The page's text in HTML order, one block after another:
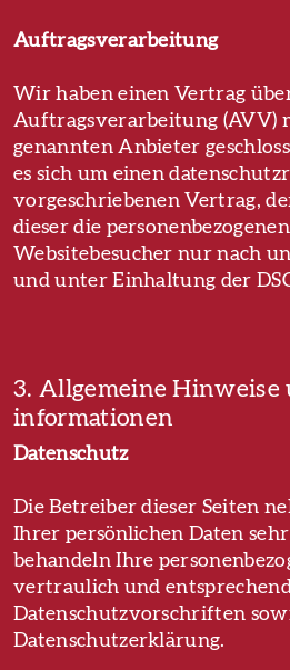
Auftragsverarbeitung
Wir haben einen Vertrag
Auftragsverarbeitung (AVV)
genannten Anbieter
es sich um einen
vorgeschriebenen Vertrag,
dieser die
Websitebesucher nur nach
und unter Einhaltung der
3. Allgemeine
informationen
Datenschutz
Die Betreiber dieser Seiten
Ihrer persönlichen Daten
behandeln Ihre
vertraulich und
Datenschutzvorschriften
Datenschutzerklärung.